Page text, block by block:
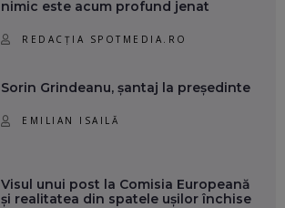
nimic este acum profund jenat
REDACȚIA SPOTMEDIA.RO
Sorin Grindeanu, șantaj la președinte
EMILIAN ISAILĂ
Visul unui post la Comisia Europeană
și realitatea din spatele ușilor închise